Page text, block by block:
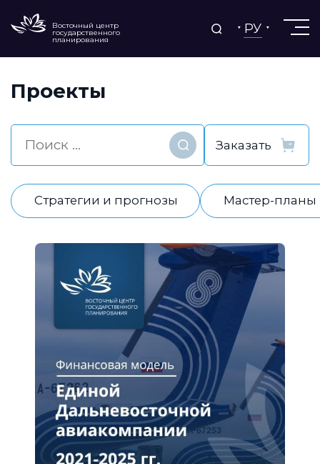
Восточный центр
государственного
планирования
РУ
Проекты
Найти
Стратегии и прогнозы Мастер-планы